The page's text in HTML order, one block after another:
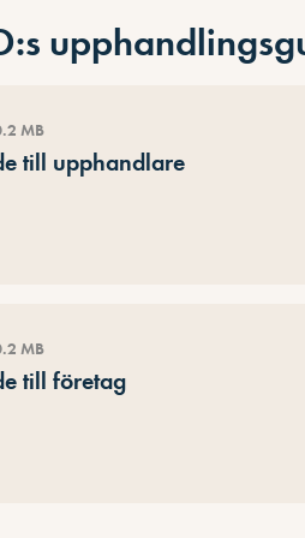
MB
till upphandlare
MB
till företag